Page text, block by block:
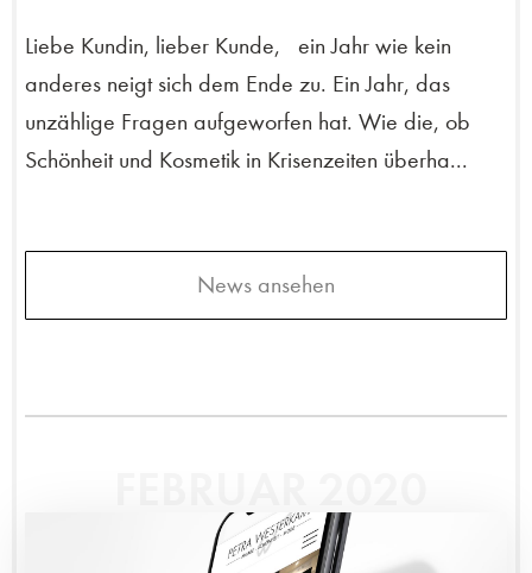
Liebe Kundin, lieber Kunde, ein Jahr wie kein
anderes neigt sich dem Ende zu. Ein Jahr, das
unzählige Fragen aufgeworfen hat. Wie die, ob
Schönheit und Kosmetik in Krisenzeiten überha...
News ansehen